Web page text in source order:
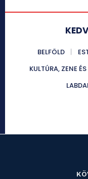
BELFÖLD
KULTÚRA, ZENE